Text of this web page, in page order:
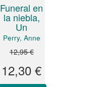
Funeral en
la niebla,
Un
Perry, Anne
12,95 €
12,30 €